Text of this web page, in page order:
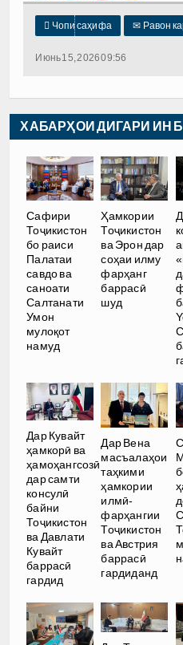
 Чопи саҳифа ✉ Равон
Июнь 15, 2026 09:56
ХАБАРҲОИ ДИГАРИ ИН
Сафири
Тоҷикистон
бо раиси
Палатаи
савдо ва
саноати
Салтанати
Умон
мулоқот
намуд
Ҳамкории
Тоҷикистон
ва Эрон дар
соҳаи илму
фарҳанг
баррасӣ
шуд
Дар Кувайт
ҳамкорӣ ва
ҳамоҳангсозӣ
дар самти
консулӣ
байни
Тоҷикистон
ва Давлати
Кувайт
баррасӣ
гардид
Дар Вена
масъалаҳои
таҳкими
ҳамкории
илмӣ-
фарҳангии
Тоҷикистон
ва Австрия
баррасӣ
гардиданд